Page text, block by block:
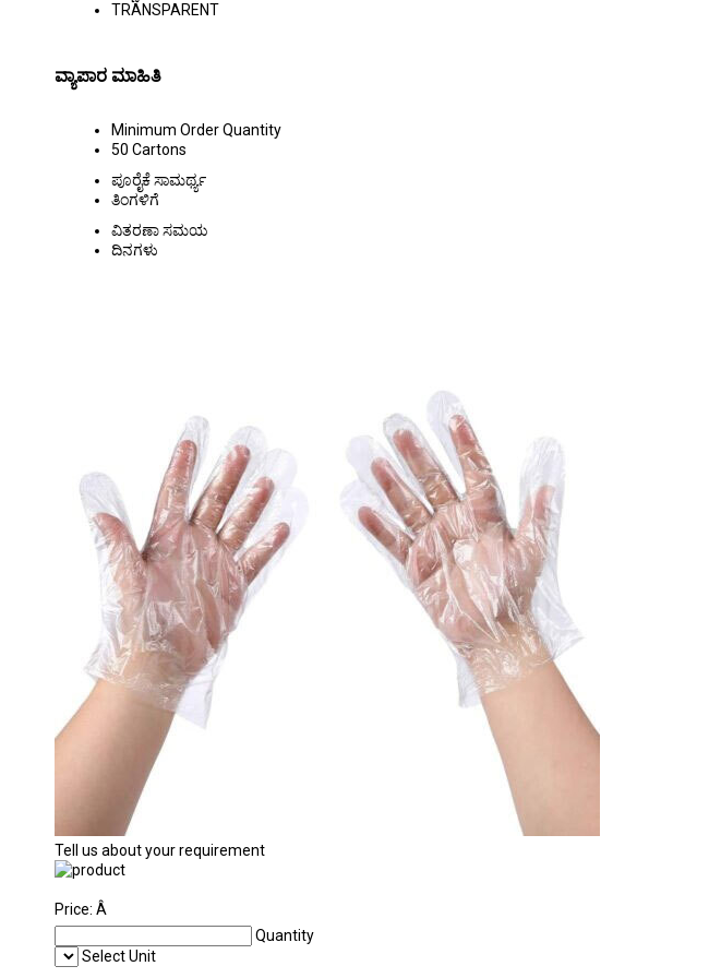
TRANSPARENT
ವ್ಯಾಪಾರ ಮಾಹಿತಿ
Minimum Order Quantity
50 Cartons
ಪೂರೈಕೆ ಸಾಮರ್ಥ್ಯ
ತಿಂಗಳಿಗೆ
ವಿತರಣಾ ಸಮಯ
ದಿನಗಳು
Tell us about your requirement
Price: Â
Quantity
Select Unit